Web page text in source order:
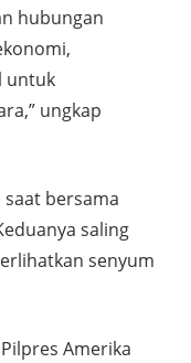
hubungan
untuk
ungkap
bersama
saling
senyum
Amerika